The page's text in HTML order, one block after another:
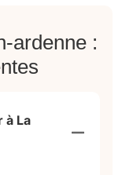
ardenne :
à La